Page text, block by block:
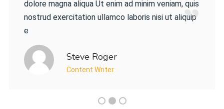
dolore magna aliqua Ut enim ad minim veniam, quis
nostrud exercitation ullamco laboris nisi ut aliquip
e
Steve Roger
Content Writer